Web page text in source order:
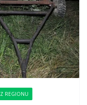
Z REGIONU